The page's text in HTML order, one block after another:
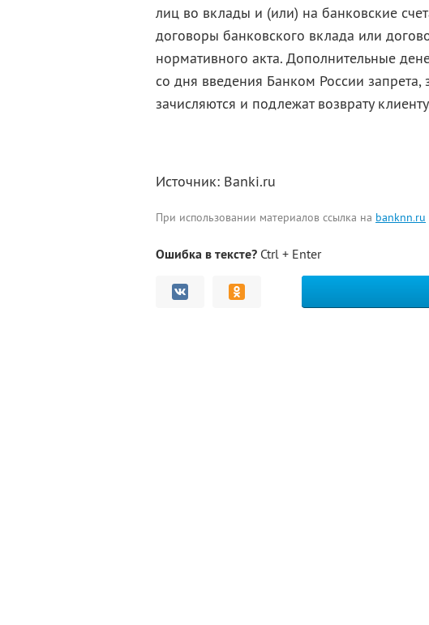
лиц во вклады и (или) на банковские
договоры банковского вклада или
нормативного акта. Дополнительные
со дня введения Банком России
зачисляются и подлежат возврату
Источник: Banki.ru
При использовании материалов ссылка на banknn.ru
Ошибка в тексте? Ctrl + Enter